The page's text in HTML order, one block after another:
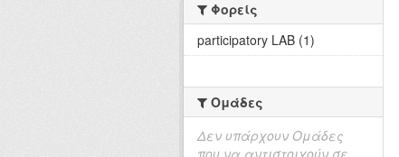
Φορείς
participatory LAB (1)
Ομάδες
Δεν υπάρχουν Ομάδες
που να αντιστοιχούν σε